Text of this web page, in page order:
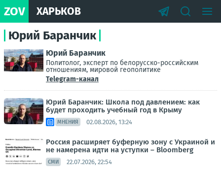
ZOV ХАРЬКОВ
Юрий Баранчик
Юрий Баранчик
Политолог, эксперт по белорусско-российским
отношениям, мировой геополитике
Telegram-канал
Юрий Баранчик: Школа под давлением: как
будет проходить учебный год в Крыму
МНЕНИЯ 02.08.2026, 13:24
Россия расширяет буферную зону с Украиной и
не намерена идти на уступки – Bloomberg
СМИ 22.07.2026, 22:54